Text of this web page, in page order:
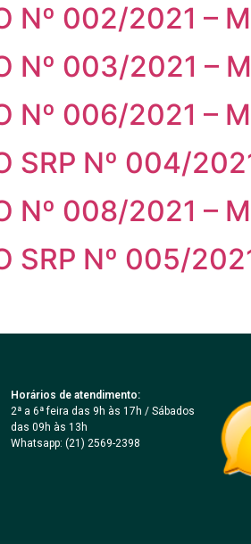
Nº 002/2021 –
Nº 003/2021 –
Nº 006/2021 –
SRP Nº 004/
Nº 008/2021 –
SRP Nº 005/
Horários de atendimento:
2ª a 6ª feira das 9h às 17h / Sábados
das 09h às 13h
Whatsapp: (21) 2569-2398